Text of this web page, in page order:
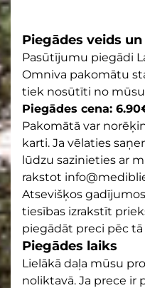
Piegādes veids un
Pasūtījumu piegādi
Omniva pakomātu
tiek nosūtīti no mūsu
Piegādes cena:
Pakomātā var
karti. Ja vēlaties
lūdzu sazinieties ar
rakstot
Atsevišķos
tiesības izrakstīt
piegādāt preci pēc tā
Piegādes laiks
Lielākā daļa mūsu
noliktavā. Ja prece ir